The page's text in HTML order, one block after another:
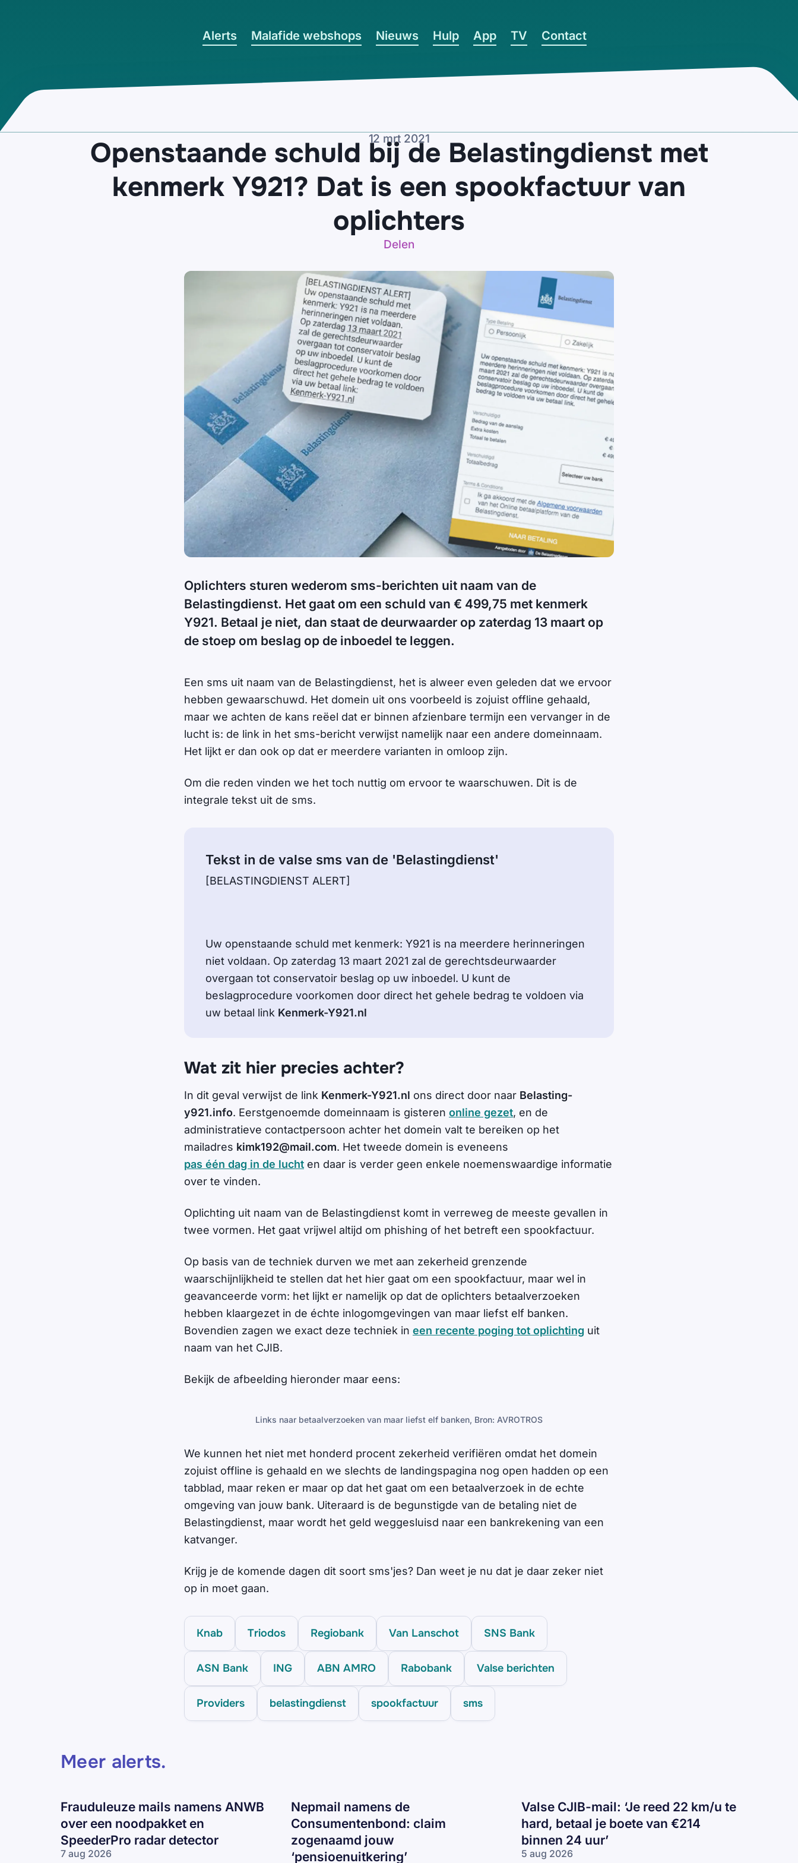
Alerts Malafide webshops Nieuws Hulp App TV Contact
12 mrt 2021
Openstaande schuld bij de Belastingdienst met
kenmerk Y921? Dat is een spookfactuur van
oplichters
Delen
Oplichters sturen wederom sms-berichten uit naam van de
Belastingdienst. Het gaat om een schuld van € 499,75 met kenmerk
Y921. Betaal je niet, dan staat de deurwaarder op zaterdag 13 maart op
de stoep om beslag op de inboedel te leggen.
Een sms uit naam van de Belastingdienst, het is alweer even geleden dat we ervoor
hebben gewaarschuwd. Het domein uit ons voorbeeld is zojuist offline gehaald,
maar we achten de kans reëel dat er binnen afzienbare termijn een vervanger in de
lucht is: de link in het sms-bericht verwijst namelijk naar een andere domeinnaam.
Het lijkt er dan ook op dat er meerdere varianten in omloop zijn.
Om die reden vinden we het toch nuttig om ervoor te waarschuwen. Dit is de
integrale tekst uit de sms.
Tekst in de valse sms van de 'Belastingdienst'
[BELASTINGDIENST ALERT]
Uw openstaande schuld met kenmerk: Y921 is na meerdere herinneringen
niet voldaan. Op zaterdag 13 maart 2021 zal de gerechtsdeurwaarder
overgaan tot conservatoir beslag op uw inboedel. U kunt de
beslagprocedure voorkomen door direct het gehele bedrag te voldoen via
uw betaal link Kenmerk-Y921.nl
Wat zit hier precies achter?
In dit geval verwijst de link Kenmerk-Y921.nl ons direct door naar Belasting-
y921.info. Eerstgenoemde domeinnaam is gisteren online gezet, en de
administratieve contactpersoon achter het domein valt te bereiken op het
mailadres kimk192@mail.com. Het tweede domein is eveneens
pas één dag in de lucht en daar is verder geen enkele noemenswaardige informatie
over te vinden.
Oplichting uit naam van de Belastingdienst komt in verreweg de meeste gevallen in
twee vormen. Het gaat vrijwel altijd om phishing of het betreft een spookfactuur.
Op basis van de techniek durven we met aan zekerheid grenzende
waarschijnlijkheid te stellen dat het hier gaat om een spookfactuur, maar wel in
geavanceerde vorm: het lijkt er namelijk op dat de oplichters betaalverzoeken
hebben klaargezet in de échte inlogomgevingen van maar liefst elf banken.
Bovendien zagen we exact deze techniek in een recente poging tot oplichting uit
naam van het CJIB.
Bekijk de afbeelding hieronder maar eens:
Links naar betaalverzoeken van maar liefst elf banken, Bron: AVROTROS
We kunnen het niet met honderd procent zekerheid verifiëren omdat het domein
zojuist offline is gehaald en we slechts de landingspagina nog open hadden op een
tabblad, maar reken er maar op dat het gaat om een betaalverzoek in de echte
omgeving van jouw bank. Uiteraard is de begunstigde van de betaling niet de
Belastingdienst, maar wordt het geld weggesluisd naar een bankrekening van een
katvanger.
Krijg je de komende dagen dit soort sms'jes? Dan weet je nu dat je daar zeker niet
op in moet gaan.
Knab Triodos Regiobank Van Lanschot SNS Bank
ASN Bank ING ABN AMRO Rabobank Valse berichten
Providers belastingdienst spookfactuur sms
Meer alerts.
Frauduleuze mails namens ANWB
over een noodpakket en
SpeederPro radar detector
7 aug 2026
Nepmail namens de
Consumentenbond: claim
zogenaamd jouw
‘pensioenuitkering’
Valse CJIB-mail: ‘Je reed 22 km/u te
hard, betaal je boete van €214
binnen 24 uur’
5 aug 2026